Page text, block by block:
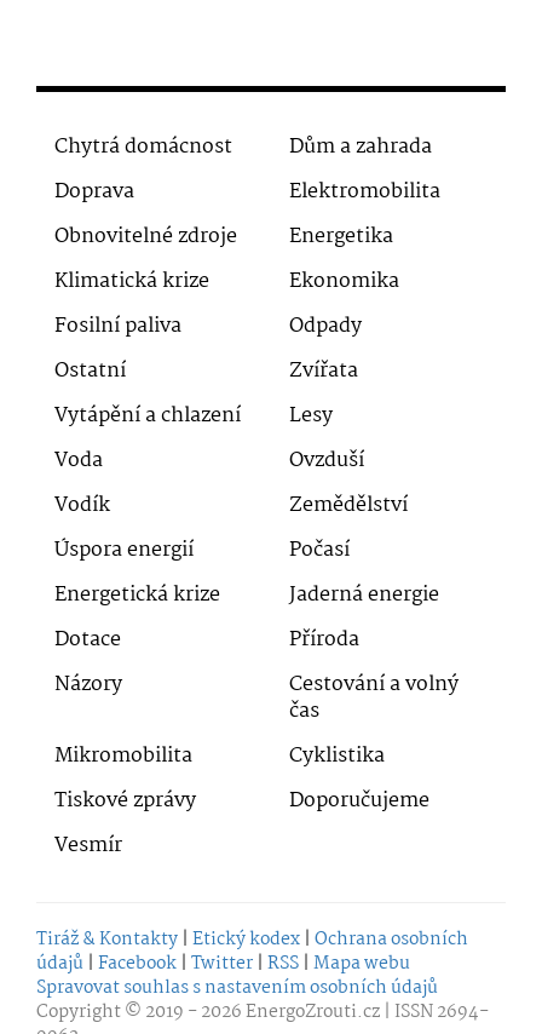
Chytrá domácnost
Dům a zahrada
Doprava
Elektromobilita
Obnovitelné zdroje
Energetika
Klimatická krize
Ekonomika
Fosilní paliva
Odpady
Ostatní
Zvířata
Vytápění a chlazení
Lesy
Voda
Ovzduší
Vodík
Zemědělství
Úspora energií
Počasí
Energetická krize
Jaderná energie
Dotace
Příroda
Názory
Cestování a volný
čas
Mikromobilita
Cyklistika
Tiskové zprávy
Doporučujeme
Vesmír
Tiráž & Kontakty | Etický kodex | Ochrana osobních
údajů | Facebook | Twitter | RSS | Mapa webu
Spravovat souhlas s nastavením osobních údajů
Copyright © 2019 - 2026EnergoZrouti.cz | ISSN 2694-